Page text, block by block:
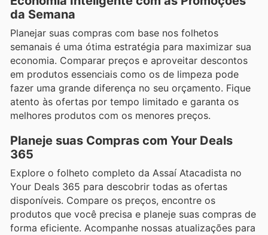
da Semana
Planejar suas compras com base nos folhetos
semanais é uma ótima estratégia para maximizar sua
economia. Comparar preços e aproveitar descontos
em produtos essenciais como os de limpeza pode
fazer uma grande diferença no seu orçamento. Fique
atento às ofertas por tempo limitado e garanta os
melhores produtos com os menores preços.
Planeje suas Compras com Your Deals
365
Explore o folheto completo da Assaí Atacadista no
Your Deals 365 para descobrir todas as ofertas
disponíveis. Compare os preços, encontre os
produtos que você precisa e planeje suas compras de
forma eficiente. Acompanhe nossas atualizações para